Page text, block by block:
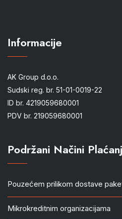
Informacije
AK Group d.o.o.
Sudski reg. br. 51-01-0019-22
ID br. 4219059680001
PDV br. 219059680001
Podržani Načini
Pouzećem prilikom dostave
Mikrokreditnim organizacijama